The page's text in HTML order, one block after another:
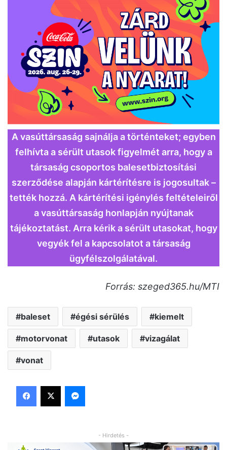
A vasúttársaság sajnálja a történteket; egyben
felhívta a sérült utasok figyelmét arra, hogy a
társaság csoportos balesetbiztosítási
szerződése alapján kártérítésre is jogosultak –
tették hozzá. A kártérítési igénylés feltételeiről
a vasúttársaság honlapján nyújtanak
tájékoztatást. Arra kérik a sérült utasokat, hogy
vegyék fel a kapcsolatot a társaság
ügyfélszolgálatával.
Forrás: szeged365.hu/MTI
baleset égési sérülés kiemelt
motorvonat utasok vizagálat
vonat
Facebook
X Messenger
- Hirdetés -